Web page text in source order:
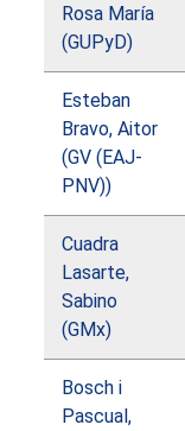
Rosa María
(GUPyD)
Esteban
Bravo, Aitor
(GV (EAJ-
PNV))
Cuadra
Lasarte,
Sabino
(GMx)
Bosch i
Pascual,